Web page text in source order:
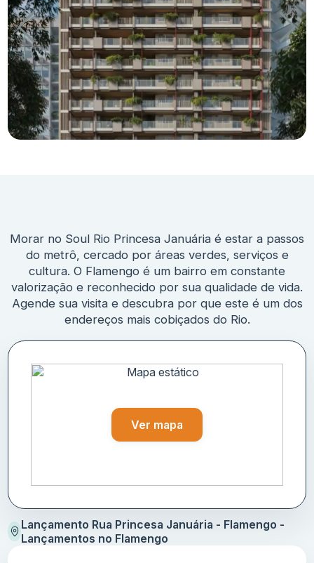
Morar no Soul Rio Princesa Januária é estar a passos
do metrô, cercado por áreas verdes, serviços e
cultura. O Flamengo é um bairro em constante
valorização e reconhecido por sua qualidade de vida.
Agende sua visita e descubra por que este é um dos
endereços mais cobiçados do Rio.
Ver mapa
Lançamento Rua Princesa Januária - Flamengo -
Lançamentos no Flamengo